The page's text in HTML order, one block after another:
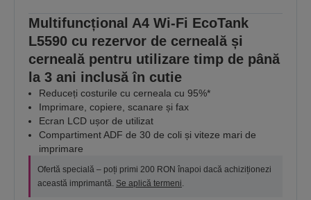
Multifuncțional A4 Wi-Fi EcoTank
L5590 cu rezervor de cerneală și
cerneală pentru utilizare timp de până
la 3 ani inclusă în cutie
Reduceți costurile cu cerneala cu 95%*
Imprimare, copiere, scanare și fax
Ecran LCD ușor de utilizat
Compartiment ADF de 30 de coli și viteze mari de
imprimare
Ofertă specială – poți primi 200 RON înapoi dacă achiziționezi
această imprimantă. Se aplică termeni.